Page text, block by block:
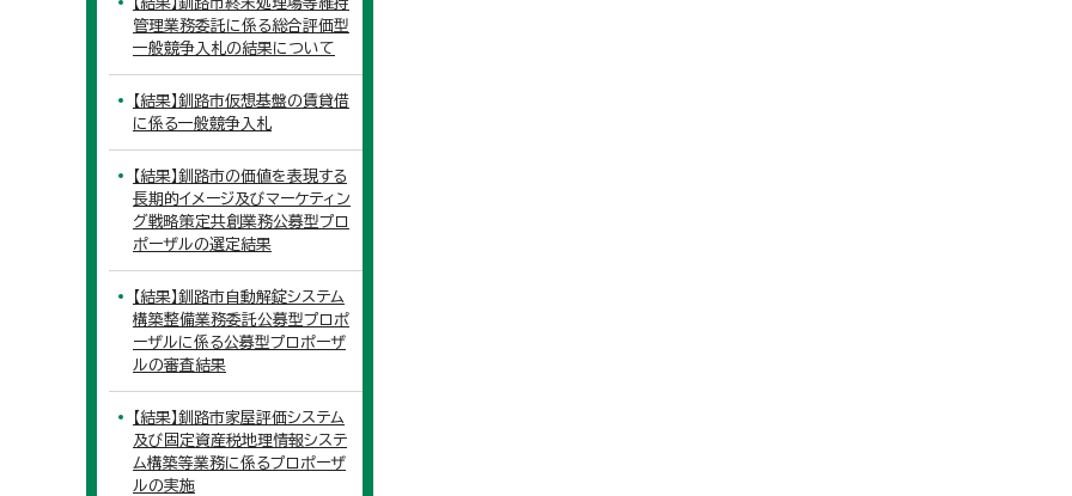
管理業務委託に係る総合評価型
一般競争入札の結果について
【結果】釧路市仮想基盤の賃貸借
に係る一般競争入札
【結果】釧路市の価値を表現する
長期的イメージ及びマーケティン
グ戦略策定共創業務公募型プロ
ポーザルの選定結果
【結果】釧路市自動解錠システム
構築整備業務委託公募型プロポ
ーザルに係る公募型プロポーザ
ルの審査結果
【結果】釧路市家屋評価システム
及び固定資産税地理情報システ
ム構築等業務に係るプロポーザ
ルの実施